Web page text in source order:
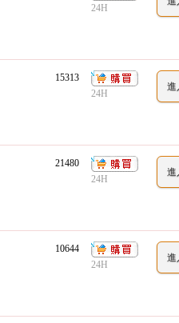
24H
15313
24H
21480
24H
10644
24H